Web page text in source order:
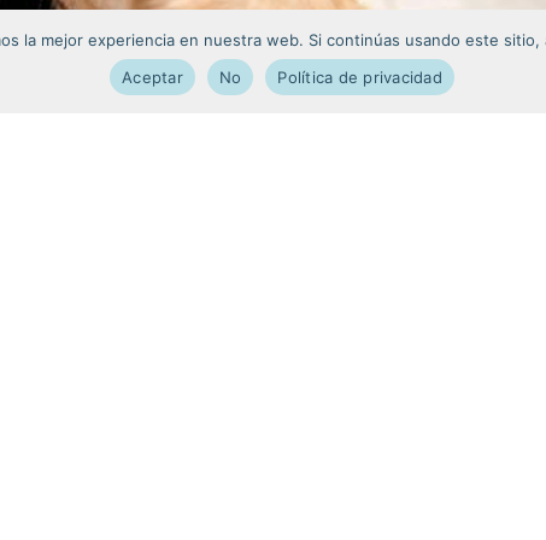
la mejor experiencia en nuestra web. Si continúas usando este
Aceptar
No Política de privacidad